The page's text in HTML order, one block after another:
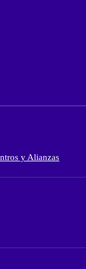
y Alianzas